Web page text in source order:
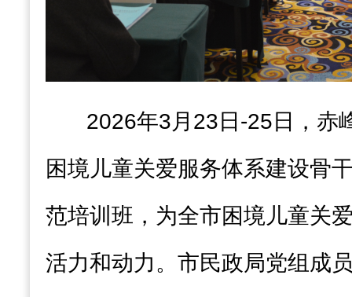
2026年3月23日-25日，赤
困境儿童关爱服务体系建设骨
范培训班，为全市困境儿童关
活力和动力。市民政局党组成